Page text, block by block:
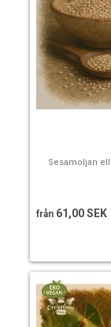
Sesamoljan
från 61,00 SEK